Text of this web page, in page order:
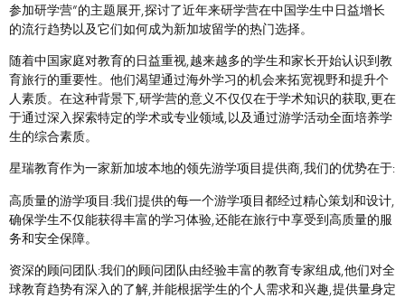
参加研学营”的主题展开,探讨了近年来研学营在中国学生中日益增⻓
的流行趋势以及它们如何成为新加坡留学的热⻔选择。
随着中国家庭对教育的日益重视,越来越多的学生和家⻓开始认识到教
育旅行的重要性。他们渴望通过海外学习的机会来拓宽视野和提升个
人素质。在这种背景下,研学营的意义不仅仅在于学术知识的获取,更在
于通过深入探索特定的学术或专业领域,以及通过游学活动全面培养学
生的综合素质。
星瑞教育作为一家新加坡本地的领先游学项目提供商,我们的优势在于:
高质量的游学项目:我们提供的每一个游学项目都经过精心策划和设计,
确保学生不仅能获得丰富的学习体验,还能在旅行中享受到高质量的服
务和安全保障。
资深的顾问团队:我们的顾问团队由经验丰富的教育专家组成,他们对全
球教育趋势有深入的了解,并能根据学生的个人需求和兴趣,提供量身定